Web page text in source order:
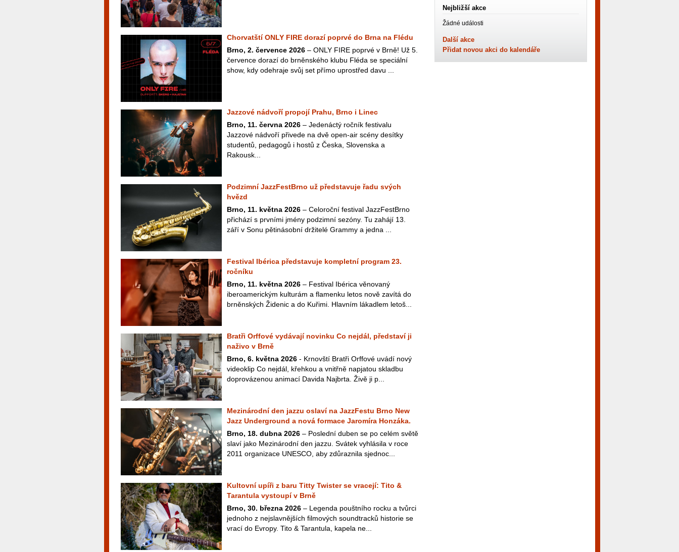
Chorvatští ONLY FIRE dorazí poprvé do Brna na Flédu
Brno, 2. července 2026 – ONLY FIRE poprvé v Brně! Už 5.
července dorazí do brněnského klubu Fléda se speciální
show, kdy odehraje svůj set přímo uprostřed davu ...
Jazzové nádvoří propojí Prahu, Brno i Linec
Brno, 11. června 2026 – Jedenáctý ročník festivalu
Jazzové nádvoří přivede na dvě open-air scény desítky
studentů, pedagogů i hostů z Česka, Slovenska a
Rakousk...
Podzimní JazzFestBrno už představuje řadu svých
hvězd
Brno, 11. května 2026 – Celoroční festival JazzFestBrno
přichází s prvními jmény podzimní sezóny. Tu zahájí 13.
září v Sonu pětinásobní držitelé Grammy a jedna ...
Festival Ibérica představuje kompletní program 23.
ročníku
Brno, 11. května 2026 – Festival Ibérica věnovaný
iberoamerickým kulturám a flamenku letos nově zavítá do
brněnských Židenic a do Kuřimi. Hlavním lákadlem letoš...
Bratři Orffové vydávají novinku Co nejdál, představí ji
naživo v Brně
Brno, 6. května 2026 - Krnovští Bratři Orffové uvádí nový
videoklip Co nejdál, křehkou a vnitřně napjatou skladbu
doprovázenou animací Davida Najbrta. Živě ji p...
Mezinárodní den jazzu oslaví na JazzFestu Brno New
Jazz Underground a nová formace Jaromíra Honzáka.
Brno, 18. dubna 2026 – Poslední duben se po celém světě
slaví jako Mezinárodní den jazzu. Svátek vyhlásila v roce
2011 organizace UNESCO, aby zdůraznila sjednoc...
Kultovní upíři z baru Titty Twister se vracejí: Tito &
Tarantula vystoupí v Brně
Brno, 30. března 2026 – Legenda pouštního rocku a tvůrci
jednoho z nejslavnějších filmových soundtracků historie se
vrací do Evropy. Tito & Tarantula, kapela ne...
Nejbližší akce
Žádné události
Další akce
Přidat novou akci do kalendáře